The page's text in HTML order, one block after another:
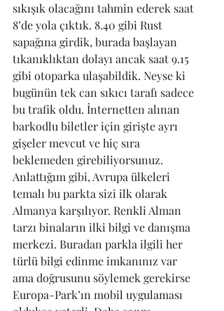
sıkışık olacağını tahmin ederek saat
8’de yola çıktık. 8.40 gibi Rust
sapağına girdik, burada başlayan
tıkanıklıktan dolayı ancak saat 9.15
gibi otoparka ulaşabildik. Neyse ki
bugünün tek can sıkıcı tarafı sadece
bu trafik oldu. İnternetten alınan
barkodlu biletler için girişte ayrı
gişeler mevcut ve hiç sıra
beklemeden girebiliyorsunuz.
Anlattığım gibi, Avrupa ülkeleri
temalı bu parkta sizi ilk olarak
Almanya karşılıyor. Renkli Alman
tarzı binaların ilki bilgi ve danışma
merkezi. Buradan parkla ilgili her
türlü bilgi edinme imkanınız var
ama doğrusunu söylemek gerekirse
Europa-Park’ın mobil uygulaması